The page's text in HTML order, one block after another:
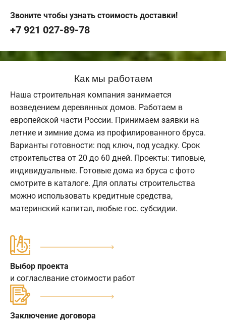
Звоните чтобы узнать стоимость доставки!
+7 921 027-89-78
Как мы работаем
Наша строительная компания занимается
возведением деревянных домов. Работаем в
европейской части России. Принимаем заявки на
летние и зимние дома из профилированного бруса.
Варианты готовности: под ключ, под усадку. Срок
строительства от 20 до 60 дней. Проекты: типовые,
индивидуальные. Готовые дома из бруса с фото
смотрите в каталоге. Для оплаты строительства
можно использовать кредитные средства,
материнский капитал, любые гос. субсидии.
Выбор проекта
и согласлвание стоимости работ
Заключение договора